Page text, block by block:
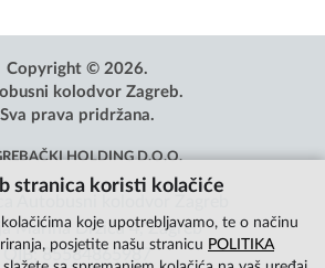
Copyright © 2026.
kolodvor Zagreb.
Sva prava pridržana.
HOLDING D.O.O.
Marina Držića 4, Zagreb
OIB: 85584865987
stranica koristi kolačiće
koje upotrebljavamo, te o načinu
posjetite našu stranicu POLITIKA